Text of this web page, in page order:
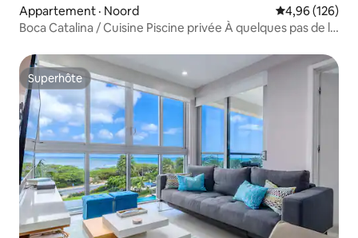
Appartement · Noord Note
4,96 (126)
Boca Catalina / Cuisine Piscine privée À quelques pas de la
Superhôte
Superhôte